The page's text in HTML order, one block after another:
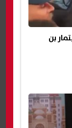
بن